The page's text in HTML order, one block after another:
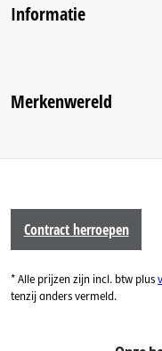
Informatie
Merkenwereld
Contract herroepen
* Alle prijzen zijn incl. btw plus
tenzij anders vermeld.